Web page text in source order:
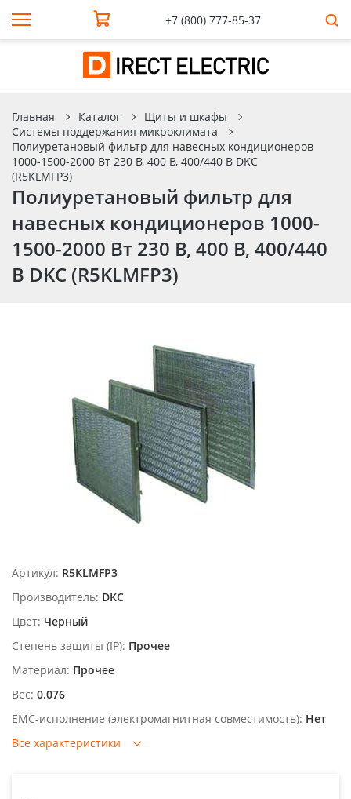
+7 (800) 777-85-37
Главная Каталог
Щиты и шкафы
Системы поддержания микроклимата
Полиуретановый фильтр для навесных кондиционеров
1000-1500-2000 Вт 230 В, 400 В, 400/440 В DKC
(R5KLMFP3)
Полиуретановый фильтр для
навесных кондиционеров 1000-
1500-2000 Вт 230 В, 400 В, 400/440
В DKC (R5KLMFP3)
Артикул: R5KLMFP3
Производитель: DKC
Цвет: Черный
Степень защиты (IP): Прочее
Материал: Прочее
Вес: 0.076
EMC-исполнение (электромагнитная совместимость): Нет
Все характеристики